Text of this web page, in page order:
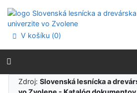
Prejsť na menu
Prehlásenie o webovej prístupnosti
V košíku (0)
Výsledky
Zdroj:Slovenská lesnícka a